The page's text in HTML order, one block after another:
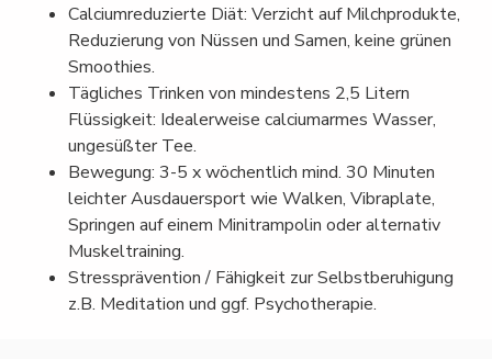
Calciumreduzierte Diät: Verzicht auf Milchprodukte,
Reduzierung von Nüssen und Samen, keine grünen
Smoothies.
Tägliches Trinken von mindestens 2,5 Litern
Flüssigkeit: Idealerweise calciumarmes Wasser,
ungesüßter Tee.
Bewegung: 3-5 x wöchentlich mind. 30 Minuten
leichter Ausdauersport wie Walken, Vibraplate,
Springen auf einem Minitrampolin oder alternativ
Muskeltraining.
Stressprävention / Fähigkeit zur Selbstberuhigung
z.B. Meditation und ggf. Psychotherapie.